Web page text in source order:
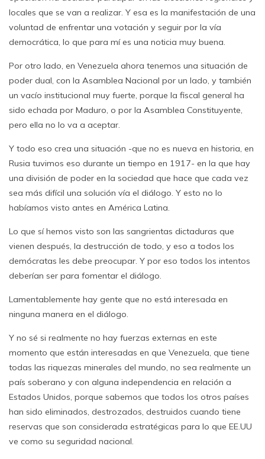
locales que se van a realizar. Y esa es la manifestación de una
voluntad de enfrentar una votación y seguir por la vía
democrática, lo que para mí es una noticia muy buena.
Por otro lado, en Venezuela ahora tenemos una situación de
poder dual, con la Asamblea Nacional por un lado, y también
un vacío institucional muy fuerte, porque la fiscal general ha
sido echada por Maduro, o por la Asamblea Constituyente,
pero ella no lo va a aceptar.
Y todo eso crea una situación -que no es nueva en historia, en
Rusia tuvimos eso durante un tiempo en 1917- en la que hay
una división de poder en la sociedad que hace que cada vez
sea más difícil una solución vía el diálogo. Y esto no lo
habíamos visto antes en América Latina.
Lo que sí hemos visto son las sangrientas dictaduras que
vienen después, la destrucción de todo, y eso a todos los
demócratas les debe preocupar. Y por eso todos los intentos
deberían ser para fomentar el diálogo.
Lamentablemente hay gente que no está interesada en
ninguna manera en el diálogo.
Y no sé si realmente no hay fuerzas externas en este
momento que están interesadas en que Venezuela, que tiene
todas las riquezas minerales del mundo, no sea realmente un
país soberano y con alguna independencia en relación a
Estados Unidos, porque sabemos que todos los otros países
han sido eliminados, destrozados, destruidos cuando tiene
reservas que son considerada estratégicas para lo que EE.UU
ve como su seguridad nacional.